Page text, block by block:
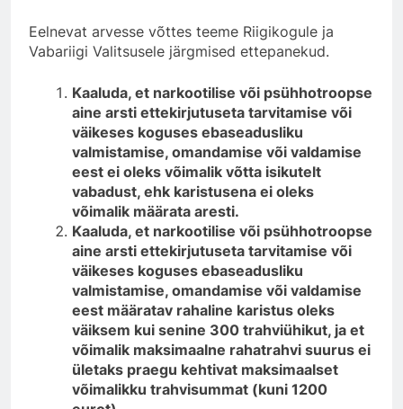
Eelnevat arvesse võttes teeme Riigikogule ja
Vabariigi Valitsusele järgmised ettepanekud.
Kaaluda, et narkootilise või psühhotroopse
aine arsti ettekirjutuseta tarvitamise või
väikeses koguses ebaseadusliku
valmistamise, omandamise või valdamise
eest ei oleks võimalik võtta isikutelt
vabadust, ehk karistusena ei oleks
võimalik määrata aresti.
Kaaluda, et narkootilise või psühhotroopse
aine arsti ettekirjutuseta tarvitamise või
väikeses koguses ebaseadusliku
valmistamise, omandamise või valdamise
eest määratav rahaline karistus oleks
väiksem kui senine 300 trahviühikut, ja et
võimalik maksimaalne rahatrahvi suurus ei
ületaks praegu kehtivat maksimaalset
võimalikku trahvisummat (kuni 1200